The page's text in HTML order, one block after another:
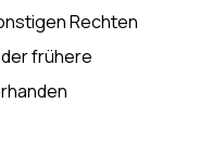
Rechten
frühere